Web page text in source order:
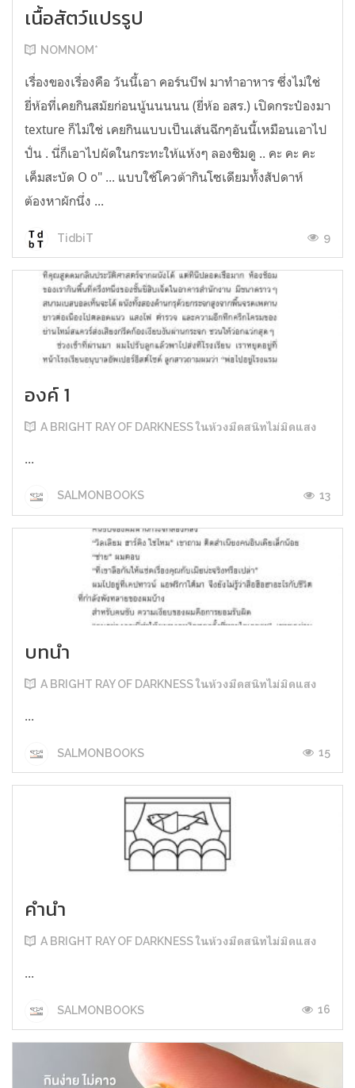
เนื้อสัตว์แปรรูป
NOMNOM*
เรื่องของเรื่องคือ วันนี้เอา คอร์นบีฟ มาทำอาหาร ซึ่งไม่ใช่
ยี่ห้อที่เคยกินสมัยก่อนนู้นนนนน (ยี่ห้อ อสร.) เปิดกระป๋องมา
texture ก็ไม่ใช่ เคยกินแบบเป็นเส้นฉีกๆอันนี้เหมือนเอาไป
ปั่น . นี่ก็เอาไปผัดในกระทะให้แห้งๆ ลองชิมดู .. คะ คะ คะ
เค็มสะบัด O o" ... แบบใช้โควต้ากินโซเดียมทั้งสัปดาห์
ต้องหาผักนึ่ง ...
TidbiT 9
องค์ 1
A BRIGHT RAY OF DARKNESS ในห้วงมืดสนิทไม่มิดแสง
...
SALMONBOOKS 13
บทนำ
A BRIGHT RAY OF DARKNESS ในห้วงมืดสนิทไม่มิดแสง
...
SALMONBOOKS 15
คำนำ
A BRIGHT RAY OF DARKNESS ในห้วงมืดสนิทไม่มิดแสง
...
SALMONBOOKS 16